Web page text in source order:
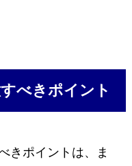
べきポイント
きポイントは、ま